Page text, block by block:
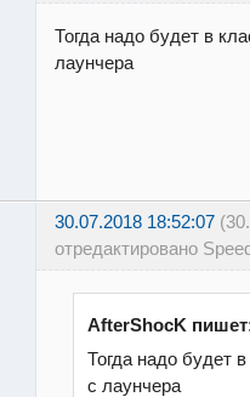
Тогда надо будет в
лаунчера
30.07.2018 18:52:07
отредактировано
AfterShocK
Тогда надо будет
с лаунчера